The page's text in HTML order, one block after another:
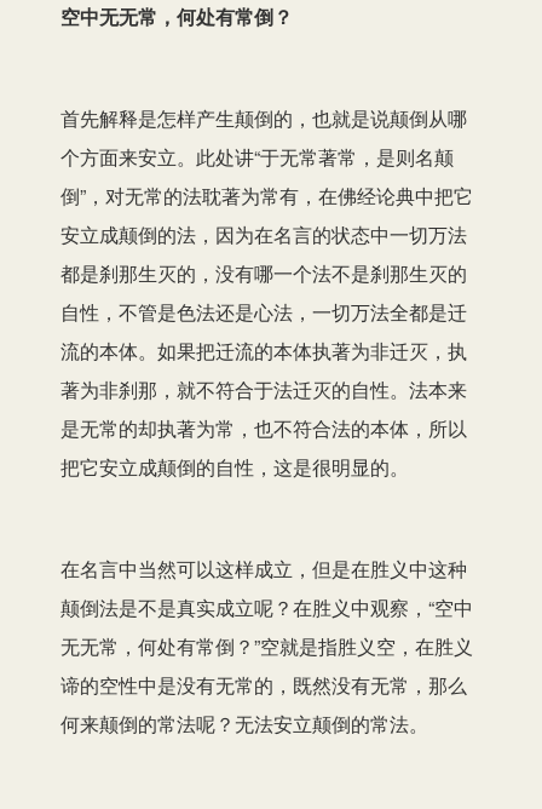
空中无无常，何处有常倒？
首先解释是怎样产生颠倒的，也就是说颠倒从哪
个方面来安立。此处讲“于无常著常，是则名颠
倒”，对无常的法耽著为常有，在佛经论典中把它
安立成颠倒的法，因为在名言的状态中一切万法
都是刹那生灭的，没有哪一个法不是刹那生灭的
自性，不管是色法还是心法，一切万法全都是迁
流的本体。如果把迁流的本体执著为非迁灭，执
著为非刹那，就不符合于法迁灭的自性。法本来
是无常的却执著为常，也不符合法的本体，所以
把它安立成颠倒的自性，这是很明显的。
在名言中当然可以这样成立，但是在胜义中这种
颠倒法是不是真实成立呢？在胜义中观察，“空中
无无常，何处有常倒？”空就是指胜义空，在胜义
谛的空性中是没有无常的，既然没有无常，那么
何来颠倒的常法呢？无法安立颠倒的常法。